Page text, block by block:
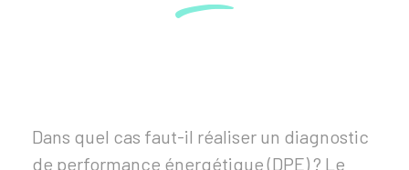
Dans quel cas faut-il réaliser un diagnostic
de performance énergétique (DPE) ? Le